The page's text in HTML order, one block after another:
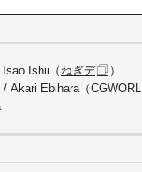
Isao Ishii（ねぎデ
）
Akari Ebihara（